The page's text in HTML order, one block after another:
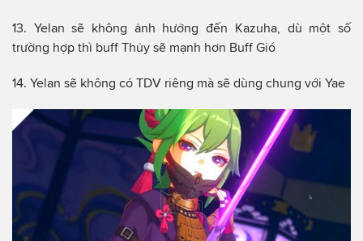
13. Yelan sẽ không ảnh hưởng đến Kazuha, dù một số
trường hợp thì buff Thủy sẽ mạnh hơn Buff Gió
14. Yelan sẽ không có TDV riêng mà sẽ dùng chung với Yae